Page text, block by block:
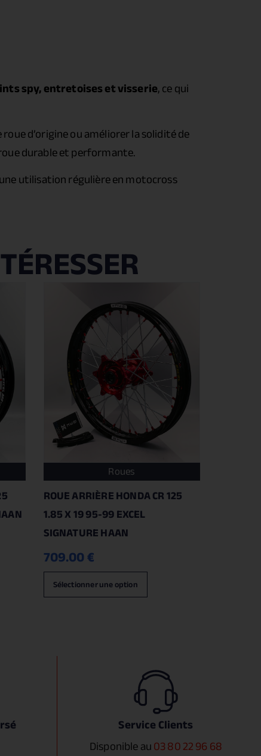
spy, entretoises et visserie, ce qui
d’origine ou améliorer la solidité de
durable et performante.
utilisation régulière en motocross
Roues
ROUE ARRIÈRE HONDA CR 125
1.85 X 19 95-99 EXCEL
SIGNATURE HAAN
709.00€
Sélectionner une option
Service Clients
Disponible au03 80 22 96 68